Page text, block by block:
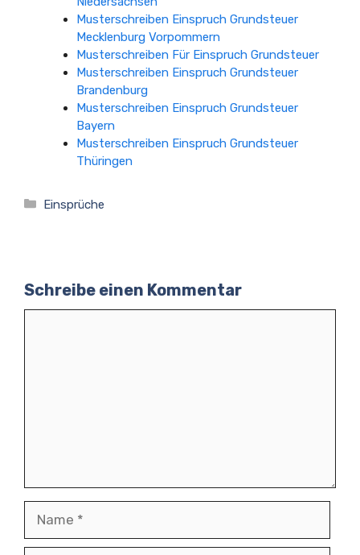
Musterschreiben Einspruch Grundsteuer
Mecklenburg Vorpommern
Musterschreiben Für Einspruch Grundsteuer
Musterschreiben Einspruch Grundsteuer
Brandenburg
Musterschreiben Einspruch Grundsteuer
Bayern
Musterschreiben Einspruch Grundsteuer
Thüringen
Kategorien
Einsprüche
Schreibe einen Kommentar